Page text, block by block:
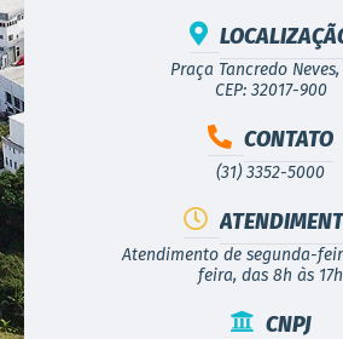
Praça Tancredo
CEP: 32017-900
CONTATO
(31) 3352-5000
Atendimento de segunda-
feira, das 8h às 17h
CNPJ